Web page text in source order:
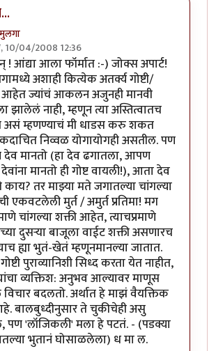
10/04/2008 12:36
toआंबोळ्या ... देउ नकोसbyआनंदयात्री
! आंद्या आला फॉर्मात :-) जोक्स अपार्ट!
अशाही कित्येक अतर्क्य गोष्टी/
आहेत ज्यांचं आकलन अजुनही मानवी
झालेलं नाही, म्हणून त्या अस्तित्वातच
असं म्हणण्याचं मी धाडस करु शकत
कदाचित निव्वळ योगायोगही असतील. पण
मानतो (हा देव ढगातला, आपण
देवांना मानतो ही गोष्ट वायली!), आता देव
तर माझ्या मते जगातल्या चांगल्या
एकवटलेली मुर्त / अमुर्त प्रतिमा! मग
चांगल्या शक्ती आहेत, त्याचप्रमाणे
दुसर्‍या बाजूला वाईट शक्ती असणारच
ह्या भुतं-खेतं म्हणूनमानल्या जातात.
पुराव्यानिशी सिध्द करता येत नाहीत,
व्यक्तिश: अनुभव आल्यावर माणूस
बदलतो. अर्थात हे माझं वैयक्तिक
बालबुध्दीनुसार ते चुकीचेही असु
'लॉजिकली' मला हे पटतं. - (पडक्या
भुतानं घोसाळलेला) ध मा ल.